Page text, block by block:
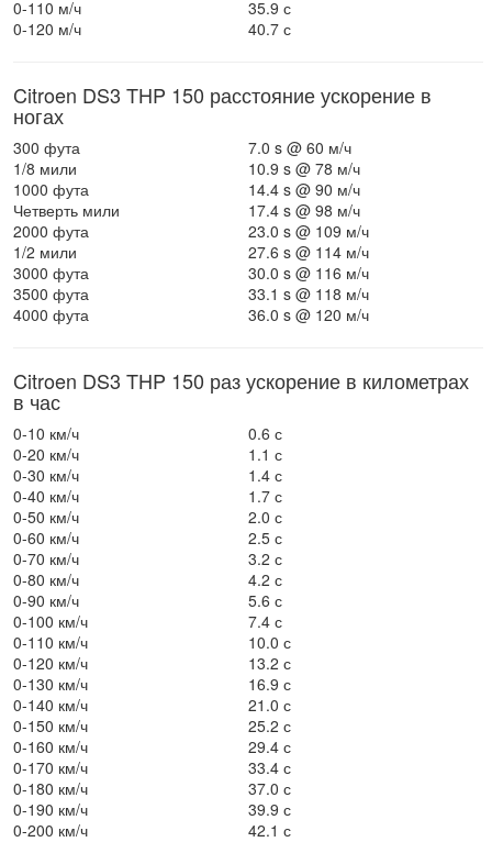
0-110 м/ч
35.9 с
0-120 м/ч
40.7 с
Citroen DS3 THP 150 расстояние ускорение в
ногах
300 фута
7.0 s @ 60 м/ч
1/8 мили
10.9 s @ 78 м/ч
1000 фута
14.4 s @ 90 м/ч
Четверть мили
17.4 s @ 98 м/ч
2000 фута
23.0 s @ 109 м/ч
1/2 мили
27.6 s @ 114 м/ч
3000 фута
30.0 s @ 116 м/ч
3500 фута
33.1 s @ 118 м/ч
4000 фута
36.0 s @ 120 м/ч
Citroen DS3 THP 150 раз ускорение в километрах
в час
0-10 км/ч
0.6 с
0-20 км/ч
1.1 с
0-30 км/ч
1.4 с
0-40 км/ч
1.7 с
0-50 км/ч
2.0 с
0-60 км/ч
2.5 с
0-70 км/ч
3.2 с
0-80 км/ч
4.2 с
0-90 км/ч
5.6 с
0-100 км/ч
7.4 с
0-110 км/ч
10.0 с
0-120 км/ч
13.2 с
0-130 км/ч
16.9 с
0-140 км/ч
21.0 с
0-150 км/ч
25.2 с
0-160 км/ч
29.4 с
0-170 км/ч
33.4 с
0-180 км/ч
37.0 с
0-190 км/ч
39.9 с
0-200 км/ч
42.1 с